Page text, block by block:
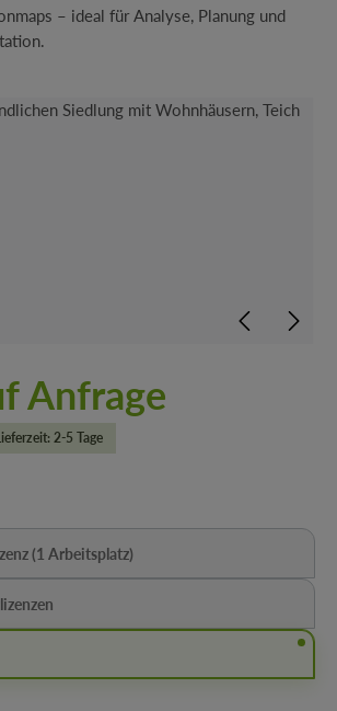
– ideal für Analyse, Planung und
Anfrage
2-5 Tage
(1 Arbeitsplatz)
nicht verfügbar.)
nicht verfügbar.)